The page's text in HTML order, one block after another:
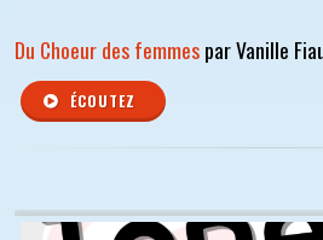
Du Choeur des femmespar Vanille
ÉCOUTEZ